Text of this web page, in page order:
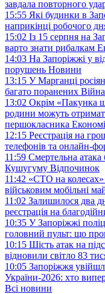
завдала повторного
15:55 Які будинки в
наприкінці робочого
15:02 Із 15 серпня на
варто знати рибалкам
14:03 На Запоріжжі у
порушень Новини
13:15 У Марганці
багато поранених Війна
13:02 Окрім «Пакунка
родини можуть
першокласника
12:15 Реєстрація на
телефонів та онлайн-
11:59 Смертельна
Кушугуму Відпочинок
11:42 «СТО на
військовим мобільні
11:02 Залишилося два
реєстрація на
10:35 У Запоріжжі
головний пульт: що
10:15 Шість атак на
відновили світло 83
10:05 Запоріжжя
України-2026: хто
Всі новини